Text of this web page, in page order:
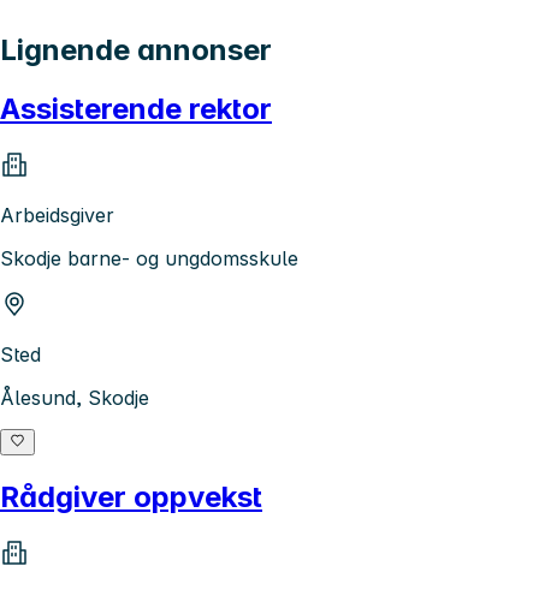
Lignende annonser
Assisterende rektor
Arbeidsgiver
Skodje barne- og ungdomsskule
Sted
Ålesund, Skodje
Rådgiver oppvekst